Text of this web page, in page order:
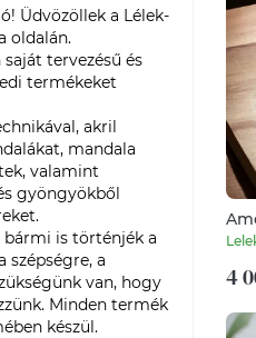
Üdvözöllek a Lélek-
oldalán.
tervezésű és
termékeket
akril
mandala
valamint
gyöngyökből
bármi is történjék a
szépségre, a
van, hogy
Minden termék
készül.
4